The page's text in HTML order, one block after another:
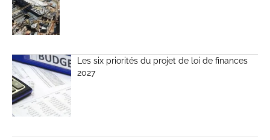
Les six priorités du projet de loi de finances
2027